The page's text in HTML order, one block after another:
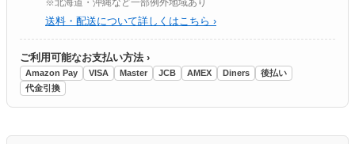
※北海道・沖縄など一部例外地域あり
送料・配送について詳しくはこちら ›
ご利用可能なお支払い方法 ›
Amazon Pay VISA Master JCB AMEX Diners
後払い
代金引換